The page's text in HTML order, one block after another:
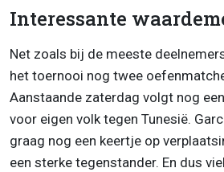
Interessante
Net zoals bij de meeste
het toernooi nog twee
Aanstaande zaterdag volgt nog
voor eigen volk tegen Tunesië.
graag nog een keertje op
een sterke tegenstander. En dus